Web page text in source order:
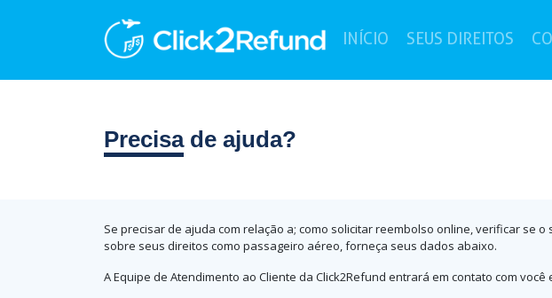
INÍCIO(current)
SEUS DIREITOS
Precisade ajuda?
Se precisar de ajuda com relação a; como solicitar reembolso online, verificar se
sobre seus direitos como passageiro aéreo, forneça seus dados abaixo.
A Equipe de Atendimento ao Cliente da Click2Refund entrará em contato com você